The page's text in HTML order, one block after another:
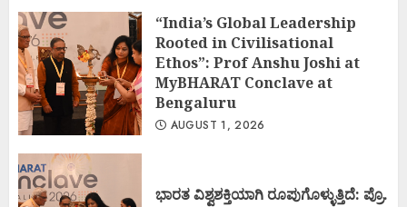
“India’s Global Leadership
Rooted in Civilisational
Ethos”: Prof Anshu Joshi at
MyBHARAT Conclave at
Bengaluru
AUGUST 1, 2026
ಭಾರತ ವಿಶ್ವಶಕ್ತಿಯಾಗಿ ರೂಪುಗೊಳ್ಳುತ್ತಿದೆ: ಪ್ರೊ.